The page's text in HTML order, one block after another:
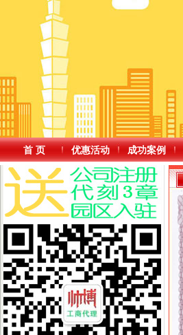
首 页 优惠活动 成功案例